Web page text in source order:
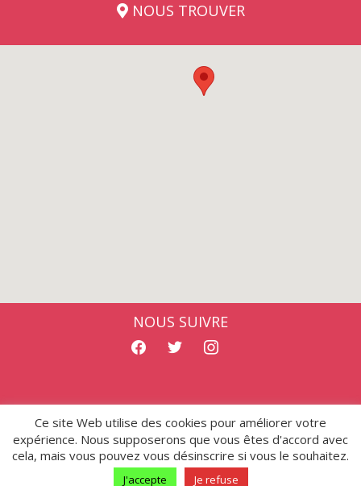
NOUS TROUVER
NOUS SUIVRE
facebooktwitter instagram
Mentions légales- Copyright © 2026 ALAHMI
Ce site Web utilise des cookies pour améliorer votre
expérience. Nous supposerons que vous êtes d'accord avec
cela, mais vous pouvez vous désinscrire si vous le souhaitez.
J'accepte Je refuse